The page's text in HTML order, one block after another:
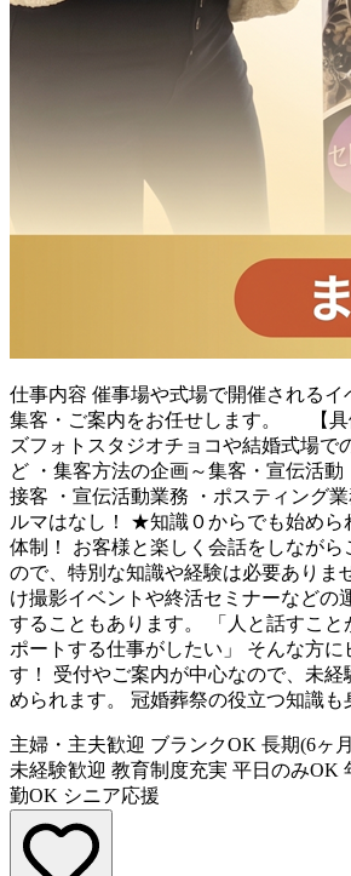
仕事内容 催事場や式場で開催されるイ
集客・ご案内をお任せします。 【
ズフォトスタジオチョコや結婚式場で
ど ・集客方法の企画～集客・宣伝活動
接客 ・宣伝活動業務 ・ポスティン
ルマはなし！ ★知識０からでも始めら
体制！ お客様と楽しく会話をしながら
ので、特別な知識や経験は必要ありま
け撮影イベントや終活セミナーなどの
することもあります。 「人と話すこと
ポートする仕事がしたい」 そんな方
す！ 受付やご案内が中心なので、未
められます。 冠婚葬祭の役立つ知識
主婦・主夫歓迎 ブランクOK 長期(6ヶ
未経験歓迎 教育制度充実 平日のみOK
勤OK シニア応援